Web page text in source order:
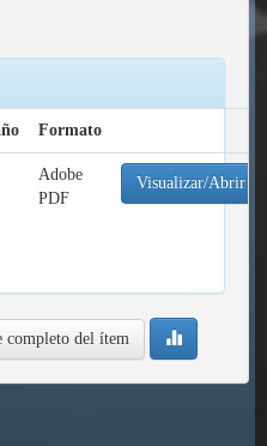
Formato
Adobe
PDF
Visualizar/Abrir
completo del ítem